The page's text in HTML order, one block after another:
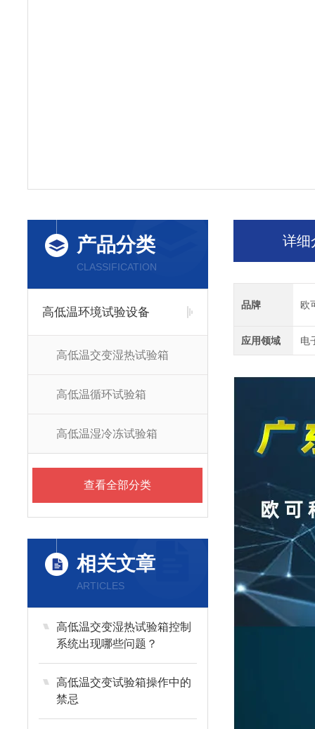
产品分类
CLASSIFICATION
高低温环境试验设备
高低温交变湿热试验箱
高低温循环试验箱
高低温湿冷冻试验箱
查看全部分类
相关文章
ARTICLES
高低温交变湿热试验箱控制
系统出现哪些问题？
高低温交变试验箱操作中的
禁忌
详细
品牌 欧
应用领域 电